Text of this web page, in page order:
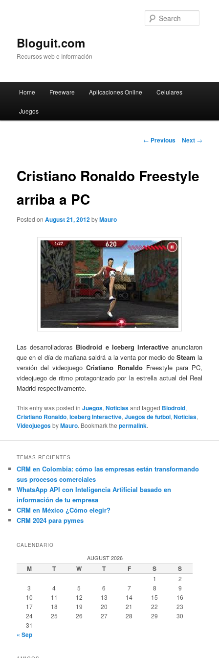
Bloguit.com
Recursos web e Información
Skip
to
Home Freeware Aplicaciones Online Celulares
Juegos
Post
← Previous Next →
Cristiano Ronaldo Freestyle
arriba a PC
Posted onAugust 21, 2012byMauro
Las desarrolladoras Biodroid e Iceberg Interactiveanunciaron
que en el día de mañana saldrá a la venta por medio de Steam la
versión del videojuegoCristiano RonaldoFreestyle para PC,
videojuego de ritmo protagonizado por la estrella actual del Real
Madrid respectivamente.
This entry was posted inJuegos,Noticiasand tagged Biodroid,
Cristiano Ronaldo,Iceberg Interactive,Juegos de futbol,Noticias,
VideojuegosbyMauro. Bookmark thepermalink.
TEMAS RECIENTES
CRM en Colombia: cómo las empresas están transformando
sus procesos comerciales
WhatsApp API con Inteligencia Artificial basado en
información de tu empresa
CRM en México ¿Cómo elegir?
CRM 2024 para pymes
CALENDARIO
AUGUST 2026
M T W T F S S
1
2
3
4 5 6 7 8
9
10
11 12 13 14 15
16
17
18 19 20 21 22
23
24
25 26 27 28 29
30
31
« Sep